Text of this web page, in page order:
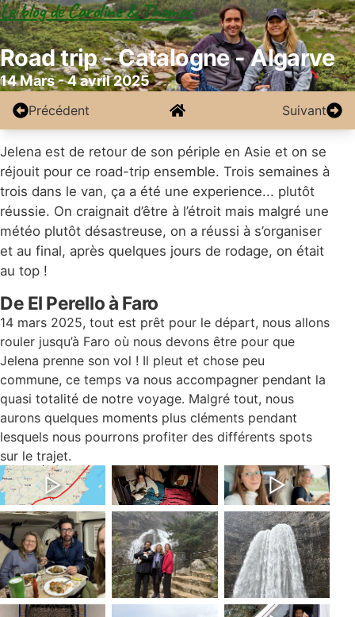
Le blog de Caroline & Thomas
Road trip - Catalogne - Algarve
14 Mars - 4 avril 2025
Précédent Suivant
Jelena est de retour de son périple en Asie et on se
réjouit pour ce road-trip ensemble. Trois semaines à
trois dans le van, ça a été une experience... plutôt
réussie. On craignait d’être à l’étroit mais malgré une
météo plutôt désastreuse, on a réussi à s’organiser
et au final, après quelques jours de rodage, on était
au top !
De El Perello à Faro
14 mars 2025, tout est prêt pour le départ, nous allons
rouler jusqu’à Faro où nous devons être pour que
Jelena prenne son vol ! Il pleut et chose peu
commune, ce temps va nous accompagner pendant la
quasi totalité de notre voyage. Malgré tout, nous
aurons quelques moments plus cléments pendant
lesquels nous pourrons profiter des différents spots
sur le trajet.